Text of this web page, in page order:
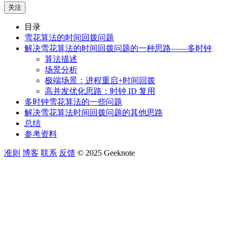
关注
目录
雪花算法的时间回拨问题
解决雪花算法的时间回拨问题的一种思路——多时钟
算法描述
场景分析
极端场景：进程重启+时间回拨
高并发优化思路：时钟 ID 复用
多时钟雪花算法的一些问题
解决雪花算法时间回拨问题的其他思路
总结
参考资料
准则 博客 联系 反馈 © 2025 Geeknote